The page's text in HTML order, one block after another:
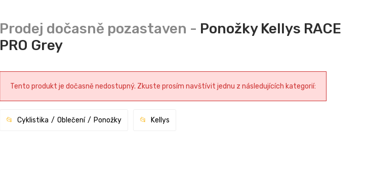
Ponožky Kellys RACE
PRO Grey
Tento produkt je dočasně nedostupný. Zkuste prosím navštívit jednu z následujících kategorií:
Cyklistika Oblečení Ponožky Kellys